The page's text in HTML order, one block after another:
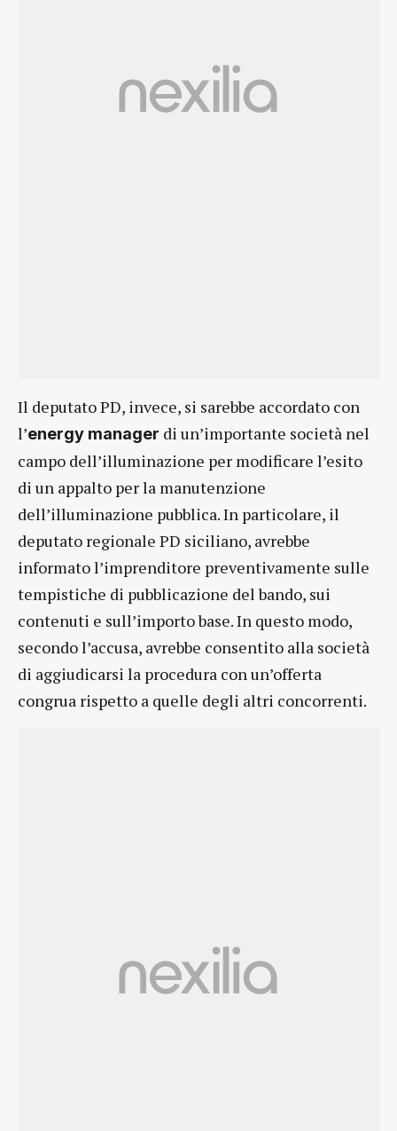
Il deputato PD, invece, si sarebbe accordato con
l’energy manager di un’importante società nel
campo dell’illuminazione per modificare l’esito
di un appalto per la manutenzione
dell’illuminazione pubblica. In particolare, il
deputato regionale PD siciliano, avrebbe
informato l’imprenditore preventivamente sulle
tempistiche di pubblicazione del bando, sui
contenuti e sull’importo base. In questo modo,
secondo l’accusa, avrebbe consentito alla società
di aggiudicarsi la procedura con un’offerta
congrua rispetto a quelle degli altri concorrenti.